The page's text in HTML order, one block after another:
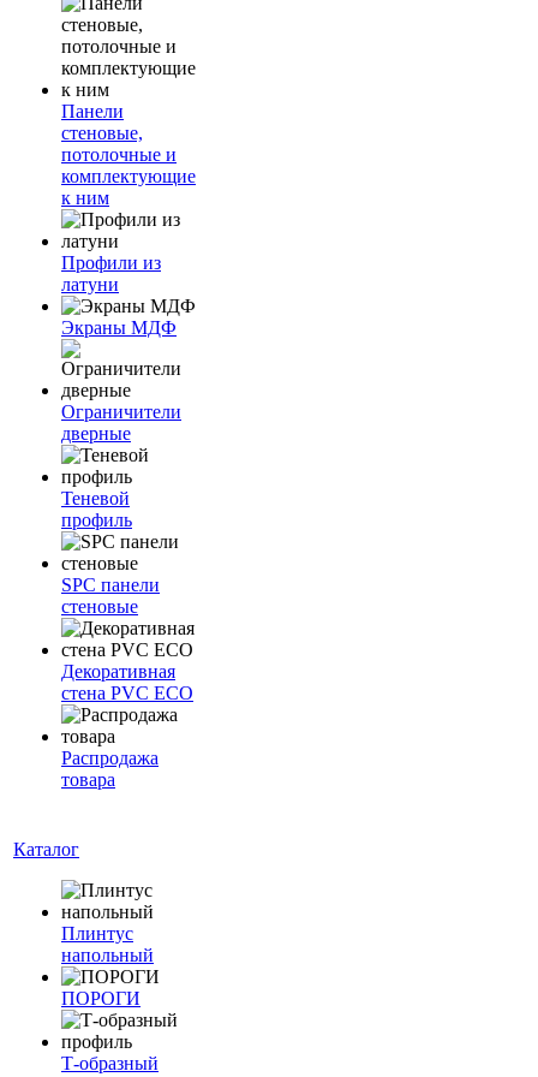
Панели
стеновые,
потолочные и
комплектующие
к ним
Профили из
латуни
Экраны МДФ
Ограничители
дверные
Теневой
профиль
SPC панели
стеновые
Декоративная
стена PVC ECO
Распродажа
товара
Каталог
Плинтус
напольный
ПОРОГИ
Т-образный